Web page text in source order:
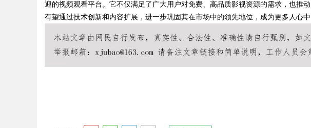
迎的视频观看平台。它不仅满足了广大用户对免费、高品质影视资源的需求，也推
有望通过技术创新和内容扩展，进一步巩固其在市场中的领先地位，成为更多人心中